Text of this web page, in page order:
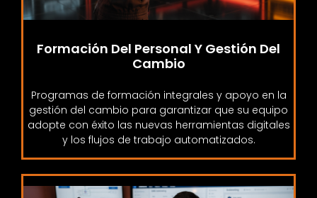
Formación Del Personal Y Gestión Del
Cambio
Programas de formación integrales y apoyo en la
gestión del cambio para garantizar que su equipo
adopte con éxito las nuevas herramientas digitales
y los flujos de trabajo automatizados.